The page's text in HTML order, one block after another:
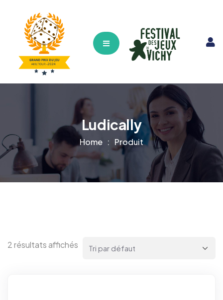
Hamburger Toggle Menu
Ludically
Home Produit
2 résultats affichés